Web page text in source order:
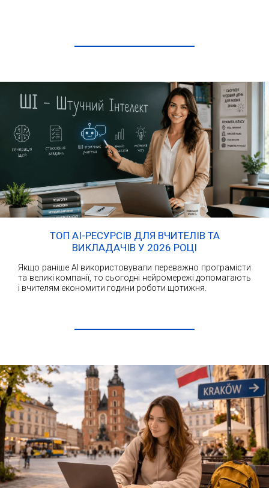
ТОП AI-РЕСУРСІВ ДЛЯ ВЧИТЕЛІВ ТА
ВИКЛАДАЧІВ У 2026 РОЦІ
Якщо раніше AI використовували переважно програмісти
та великі компанії, то сьогодні нейромережі допомагають
і вчителям економити години роботи щотижня.